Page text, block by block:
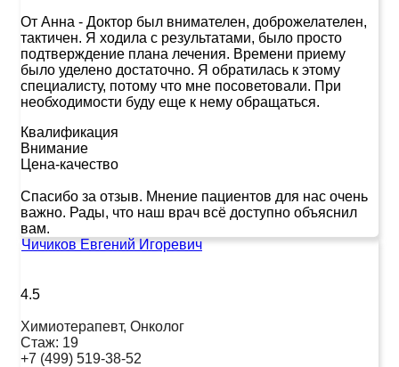
От Анна - Доктор был внимателен, доброжелателен,
тактичен. Я ходила с результатами, было просто
подтверждение плана лечения. Времени приему
было уделено достаточно. Я обратилась к этому
специалисту, потому что мне посоветовали. При
необходимости буду еще к нему обращаться.
Квалификация
Внимание
Цена-качество
Спасибо за отзыв. Мнение пациентов для нас очень
важно. Рады, что наш врач всё доступно объяснил
вам.
Чичиков Евгений Игоревич
4.5
Химиотерапевт, Онколог
Стаж: 19
+7 (499) 519-38-52